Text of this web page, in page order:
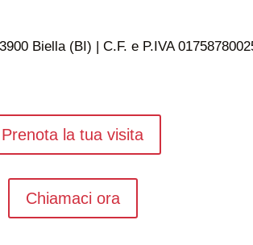
Biella (BI) | C.F. e P.IVA
Prenota la tua visita
Chiamaci ora